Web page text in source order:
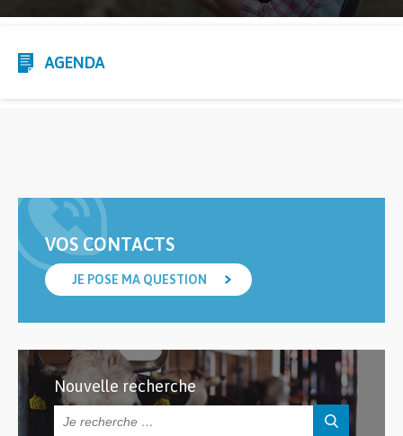
AGENDA
VOS CONTACTS
JE POSE MA QUESTION
Nouvelle recherche